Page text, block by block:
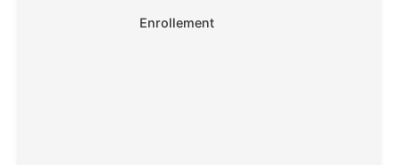
Enrollement